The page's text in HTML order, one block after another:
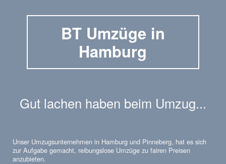
BT Umzüge in
Hamburg
Gut lachen haben beim Umzug...
Unser Umzugsunternehmen in Hamburg und Pinneberg, hat es sich
zur Aufgabe gemacht, reibungslose Umzüge zu fairen Preisen
anzubieten.